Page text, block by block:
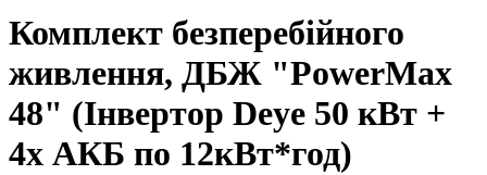
Комплект безперебійного
живлення, ДБЖ "PowerMax
48" (Інвертор Deye 50 кВт +
4x АКБ по 12кВт*год)